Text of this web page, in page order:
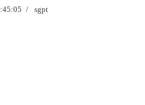
/ sgpt